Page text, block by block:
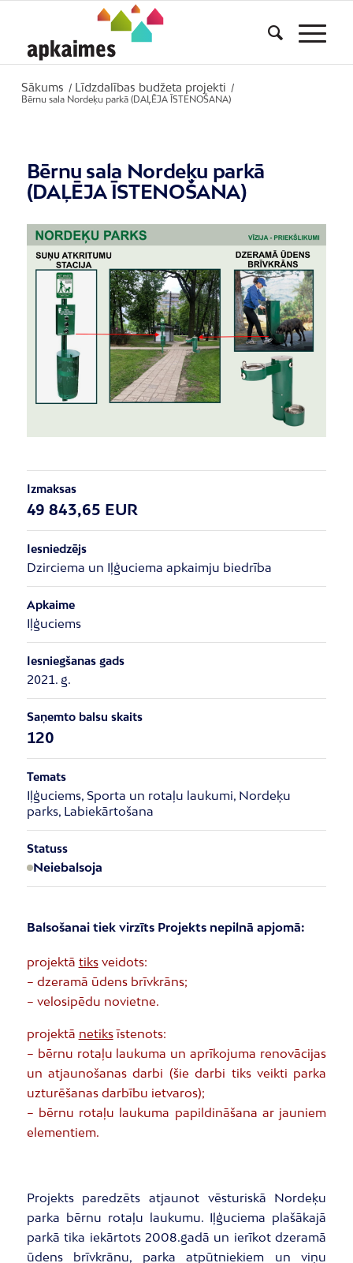
Sākums / Līdzdalības budžeta projekti
/
Bērnu sala Nordeķu parkā (DAĻĒJA ĪSTENOŠANA)
Bērnu sala Nordeķu parkā
(DAĻĒJA ĪSTENOŠANA)
Izmaksas
49 843,65 EUR
Iesniedzējs
Dzirciema un Iļģuciema apkaimju biedrība
Apkaime
Iļģuciems
Iesniegšanas gads
2021. g.
Saņemto balsu skaits
120
Temats
Iļģuciems, Sporta un rotaļu laukumi, Nordeķu
parks, Labiekārtošana
Statuss
Neiebalsoja
Balsošanai tiek virzīts Projekts nepilnā apjomā:
projektā tiksveidots:
– dzeramā ūdens brīvkrāns;
– velosipēdu novietne.
projektā netiksīstenots:
– bērnu rotaļu laukuma un aprīkojuma renovācijas
un atjaunošanas darbi (šie darbi tiks veikti parka
uzturēšanas darbību ietvaros);
– bērnu rotaļu laukuma papildināšana ar jauniem
elementiem.
Projekts paredzēts atjaunot vēsturiskā Nordeķu
parka bērnu rotaļu laukumu. Iļģuciema plašākajā
parkā tika iekārtots 2008.gadā un ierīkot dzeramā
ūdens brīvkrānu, parka atpūtniekiem un viņu